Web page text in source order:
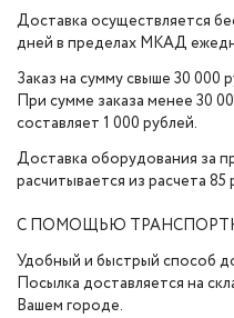
Доставка осуществляется
дней в пределах МКАД
Заказ на сумму свыше 30 000
При сумме заказа менее 30
составляет 1 000 рублей.
Доставка оборудования за
расчитывается из расчета 85
С ПОМОЩЬЮ
Удобный и быстрый способ
Посылка доставляется на
Вашем городе.